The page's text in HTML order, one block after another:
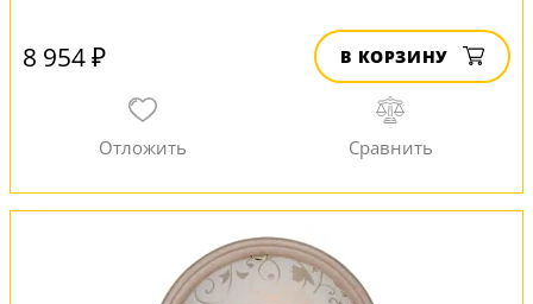
8 954 ₽ В КОРЗИНУ